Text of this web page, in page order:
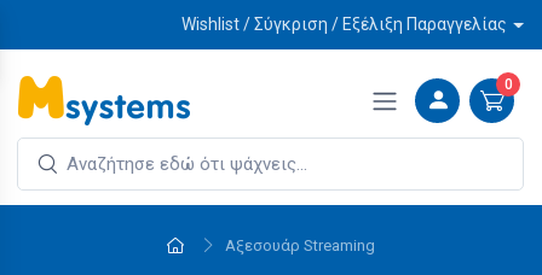
Wishlist / Σύγκριση / Εξέλιξη Παραγγελίας
0
Αξεσουάρ Streaming